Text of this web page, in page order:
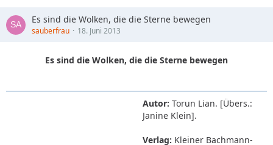
Es sind die Wolken, die die Sterne bewegen
sauberfrau 18. Juni 2013
Es sind die Wolken, die die Sterne bewegen
Autor: Torun Lian. [Übers.:
Janine Klein].
Verlag: Kleiner Bachmann-